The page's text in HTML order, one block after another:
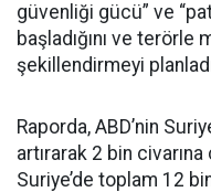
güvenliği gücü” ve
başladığını ve
şekillendirmeyi
Raporda, ABD’nin
artırarak 2 bin civarına
Suriye’de toplam 12